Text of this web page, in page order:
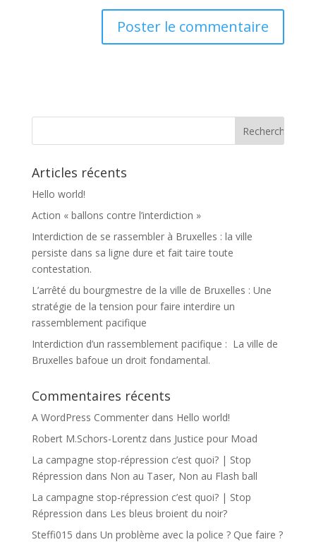
Articles récents
Hello world!
Action « ballons contre l’interdiction »
Interdiction de se rassembler à Bruxelles : la ville
persiste dans sa ligne dure et fait taire toute
contestation.
L’arrêté du bourgmestre de la ville de Bruxelles : Une
stratégie de la tension pour faire interdire un
rassemblement pacifique
Interdiction d’un rassemblement pacifique : La ville de
Bruxelles bafoue un droit fondamental.
Commentaires récents
A WordPress Commenterdans Hello world!
Robert M.Schors-Lorentzdans Justice pour Moad
La campagne stop-répression c’est quoi? | Stop
Répression dans Non au Taser, Non au Flash ball
La campagne stop-répression c’est quoi? | Stop
Répression dans Les bleus broient du noir?
Steffi015 dans Un problème avec la police ? Que faire ?